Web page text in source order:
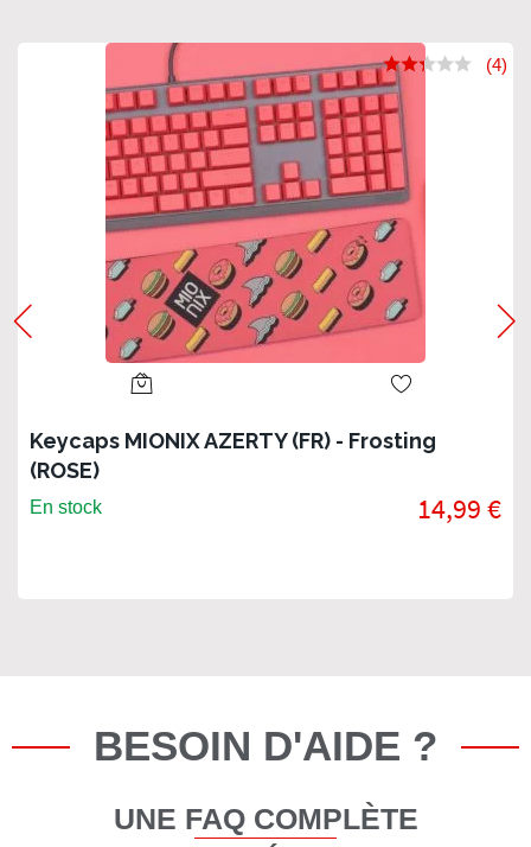
Keycaps MIONIX AZERTY (FR) - Frosting
(ROSE)
(4)
En stock 14,99 €
BESOIN D'AIDE ?
UNE FAQ COMPLÈTE